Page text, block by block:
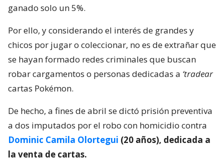
ganado solo un 5%.
Por ello, y considerando el interés de grandes y
chicos por jugar o coleccionar, no es de extrañar que
se hayan formado redes criminales que buscan
robar cargamentos o personas dedicadas a ‘tradear
cartas Pokémon.
De hecho, a fines de abril se dictó prisión preventiva
a dos imputados por el robo con homicidio contra
Dominic Camila Olortegui (20 años), dedicada a
la venta de cartas.